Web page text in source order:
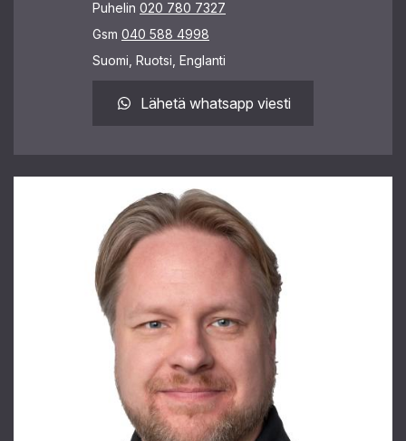
Puhelin 020 780 7327
Gsm 040 588 4998
Suomi, Ruotsi, Englanti
Lähetä whatsapp viesti